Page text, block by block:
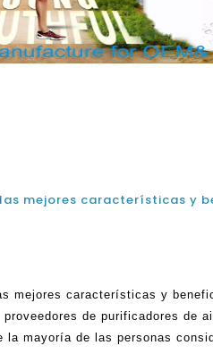
mejores características y
proveedores de purificadores de
la mayoría de las personas